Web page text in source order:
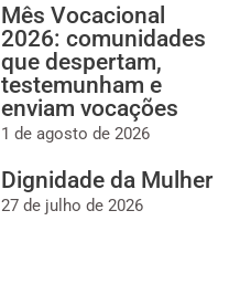
Mês Vocacional
2026: comunidades
que despertam,
testemunham e
enviam vocações
1 de agosto de 2026
Dignidade da Mulher
27 de julho de 2026